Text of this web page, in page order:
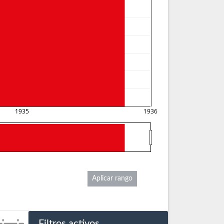
1935 1936
Aplicar rango